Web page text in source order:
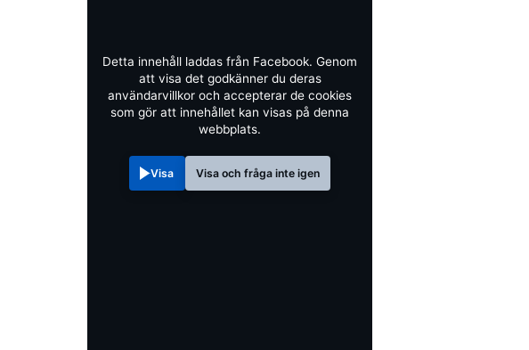
Detta innehåll laddas från Facebook. Genom
att visa det godkänner du deras
användarvillkor och accepterar de cookies
som gör att innehållet kan visas på denna
webbplats.
Visa Visa och fråga inte igen